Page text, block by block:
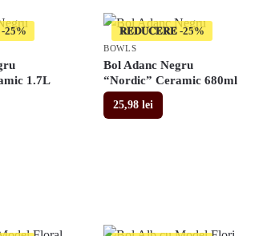
1.7L
𝐑𝐄𝐃𝐔𝐂𝐄𝐑𝐄
BOWLS
Bol Adanc Negru
“Nordic” Ceramic 680ml
25,98 lei